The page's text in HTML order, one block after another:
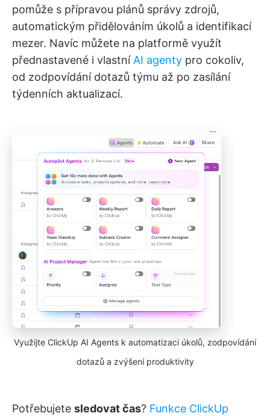
pomůže s přípravou plánů správy zdrojů,
automatickým přidělováním úkolů a identifikací
mezer. Navíc můžete na platformě využít
přednastavené i vlastníAI agenty pro cokoliv,
od zodpovídání dotazů týmu až po zasílání
týdenních aktualizací.
Využijte ClickUp AI Agents k automatizaci úkolů, zodpovídání
dotazů a zvýšení produktivity
Potřebujete sledovat čas? Funkce ClickUp